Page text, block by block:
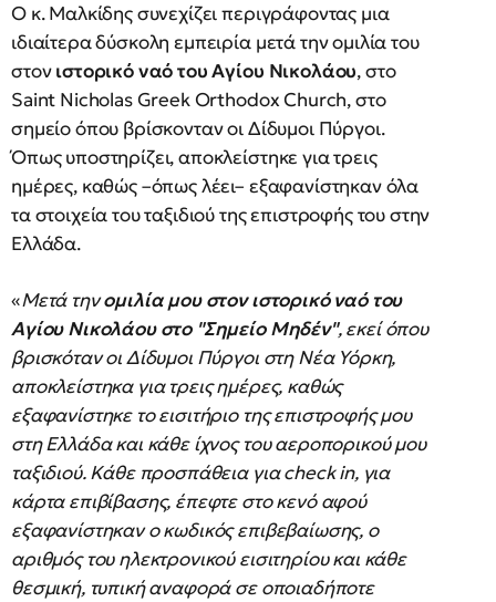
Ο κ. Μαλκίδης συνεχίζει περιγράφοντας μια
ιδιαίτερα δύσκολη εμπειρία μετά την ομιλία του
στονιστορικό ναό του Αγίου Νικολάου, στο
Saint Nicholas Greek Orthodox Church, στο
σημείο όπου βρίσκονταν οι Δίδυμοι Πύργοι.
Όπως υποστηρίζει, αποκλείστηκε για τρεις
ημέρες, καθώς –όπως λέει– εξαφανίστηκαν όλα
τα στοιχεία του ταξιδιού της επιστροφής του στην
Ελλάδα.
«Μετά τηνομιλία μου στον ιστορικό ναό του
Αγίου Νικολάου στο "Σημείο Μηδέν", εκεί όπου
βρισκόταν οι Δίδυμοι Πύργοι στη Νέα Υόρκη,
αποκλείστηκα για τρεις ημέρες, καθώς
εξαφανίστηκε το εισιτήριο της επιστροφής μου
στη Ελλάδα και κάθε ίχνος του αεροπορικού μου
ταξιδιού. Κάθε προσπάθεια για check in, για
κάρτα επιβίβασης, έπεφτε στο κενό αφού
εξαφανίστηκαν ο κωδικός επιβεβαίωσης, ο
αριθμός του ηλεκτρονικού εισιτηρίου και κάθε
θεσμική, τυπική αναφορά σε οποιαδήποτε